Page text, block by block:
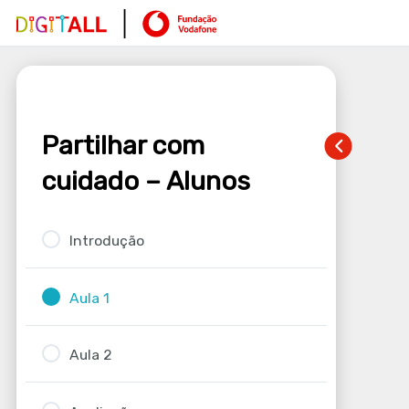
Partilhar com
cuidado – Alunos
Introdução
Aula 1
Aula 2